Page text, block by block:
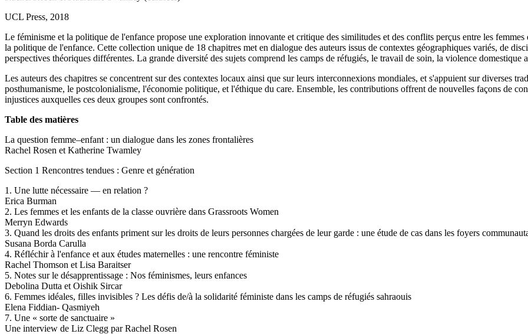
UCL Press, 2018
Le féminisme et la politique de l'enfance propose une exploration innovante et critique des similitudes et des conflits perçus entre les
la politique de l'enfance. Cette collection unique de 18 chapitres met en dialogue des auteurs issus de contextes géographiques variés, de
perspectives théoriques différentes. La grande diversité des sujets comprend les camps de réfugiés, le travail de soin, la violence domestique
Les auteurs des chapitres se concentrent sur des contextes locaux ainsi que sur leurs interconnexions mondiales, et s'appuient sur diverses
posthumanisme, le postcolonialisme, l'économie politique, et l'éthique du care. Ensemble, les contributions offrent de nouvelles façons de
injustices auxquelles ces deux groupes sont confrontés.
Table des matières
La question femme–enfant : un dialogue dans les zones frontalières
Rachel Rosen et Katherine Twamley
Section 1 Rencontres tendues : Genre et génération
1. Une lutte nécessaire — en relation ?
Erica Burman
2. Les femmes et les enfants de la classe ouvrière dans Grassroots Women
Merryn Edwards
3. Quand les droits des enfants priment sur les droits de leurs personnes chargées de leur garde : une étude de cas dans les foyers
Susana Borda Carulla
4. Réfléchir à l'enfance et aux études maternelles : une rencontre féministe
Rachel Thomson et Lisa Baraitser
5. Notes sur le désapprentissage : Nos féminismes, leurs enfances
Debolina Dutta et Oishik Sircar
6. Femmes idéales, filles invisibles ? Les défis de/à la solidarité féministe dans les camps de réfugiés sahraouis
Elena Fiddian- Qasmiyeh
7. Une « sorte de sanctuaire »
Une interview de Liz Clegg par Rachel Rosen